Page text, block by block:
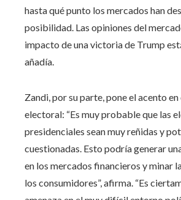
hasta qué punto los mercados han
posibilidad. Las opiniones del
impacto de una victoria de Trump
añadía.
Zandi, por su parte, pone el acento
electoral: “Es muy probable que las
presidenciales sean muy reñidas y
cuestionadas. Esto podría generar
en los mercados financieros y minar
los consumidores”, afirma. “Es